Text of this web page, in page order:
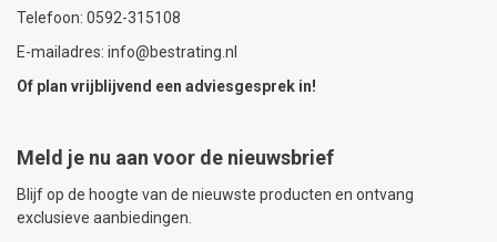
Telefoon: 0592-315108
E-mailadres: info@bestrating.nl
Of plan vrijblijvend een adviesgesprek in!
Meld je nu aan voor de nieuwsbrief
Blijf op de hoogte van de nieuwste producten en ontvang
exclusieve aanbiedingen.